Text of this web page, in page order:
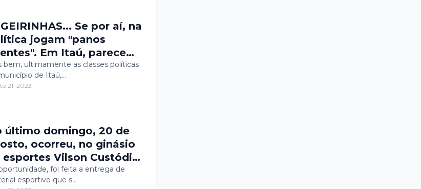
Se por aí, na
jogam "panos
Em Itaú, parece
jogaram água gelada e
gelada! rs
bem, ultimamente as classes políticas
de Itaú,…
21, 2023
último domingo, 20 de
ocorreu, no ginásio
esportes Vilson Custódio
um torneio de
que reuniu atletas
foi feita a entrega de
esportivo que s…